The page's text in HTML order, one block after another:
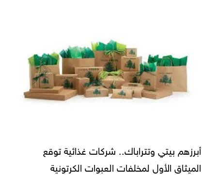
أبرزهم بيتي وتتراباك.. شركات غذائية توقع
الميثاق الأول لمخلفات العبوات الكرتونية